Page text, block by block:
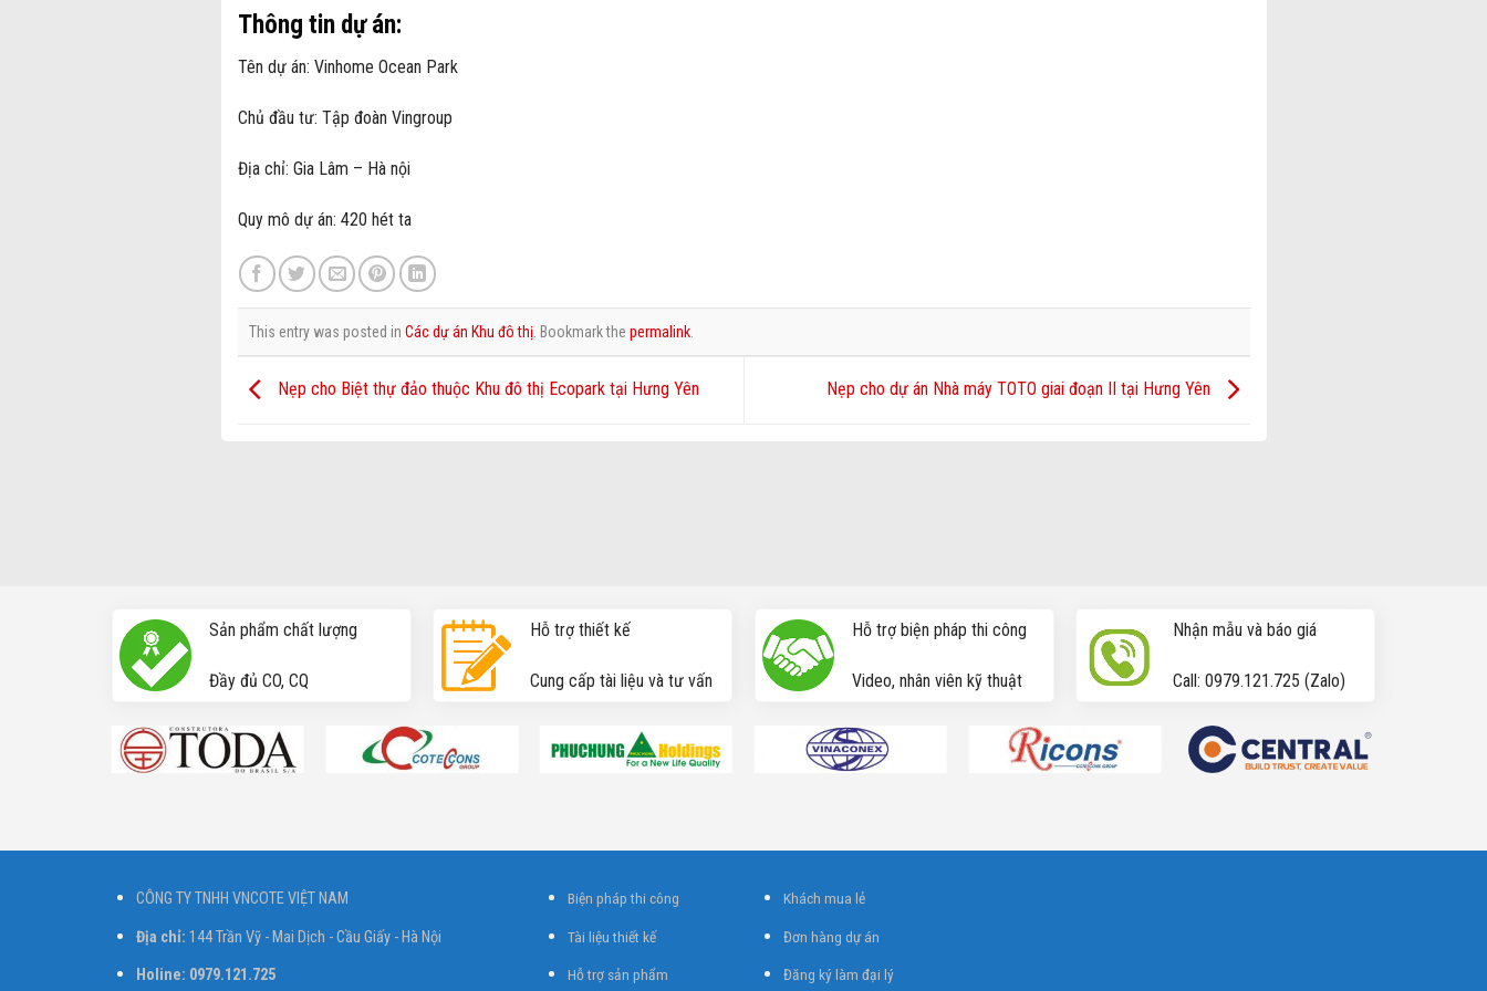
Thông tin dự án:
Tên dự án: Vinhome Ocean Park
Chủ đầu tư: Tập đoàn Vingroup
Địa chỉ: Gia Lâm – Hà nội
Quy mô dự án: 420 hét ta
This entry was posted in Các dự án Khu đô thị. Bookmark the permalink.
Nẹp cho Biệt thự đảo thuộc Khu đô thị Ecopark tại Hưng Yên Nẹp cho dự án Nhà máy TOTO giai đoạn II tại Hưng Yên
Sản phẩm chất lượng
Đầy đủ CO, CQ
Hỗ trợ thiết kế
Cung cấp tài liệu và tư vấn
Hỗ trợ biện pháp thi công
Video, nhân viên kỹ thuật
Nhận mẫu và báo giá
Call: 0979.121.725 (Zalo)
CÔNG TY TNHH VNCOTE VIỆT NAM
Địa chỉ: 144 Trần Vỹ - Mai Dịch - Cầu Giấy - Hà Nội
Holine: 0979.121.725
Biện pháp thi công
Tài liệu thiết kế
Hỗ trợ sản phẩm
Khách mua lẻ
Đơn hàng dự án
Đăng ký làm đại lý